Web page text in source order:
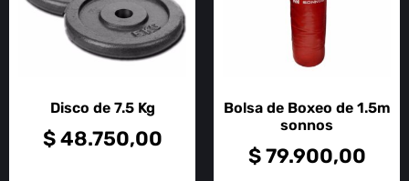
Disco de 7.5 Kg
$48.750,00
Bolsa de Boxeo de 1.5m
sonnos
$79.900,00